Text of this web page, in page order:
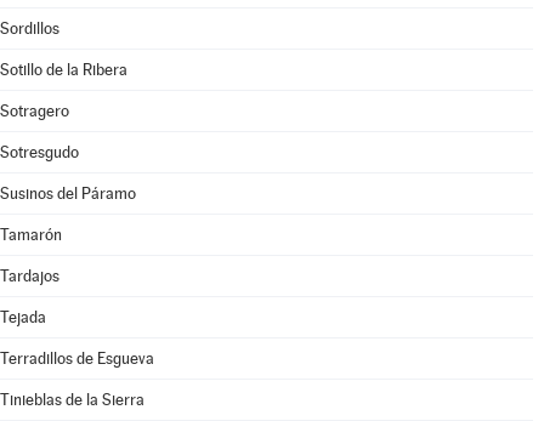
Sordillos
Sotillo de la Ribera
Sotragero
Sotresgudo
Susinos del Páramo
Tamarón
Tardajos
Tejada
Terradillos de Esgueva
Tinieblas de la Sierra